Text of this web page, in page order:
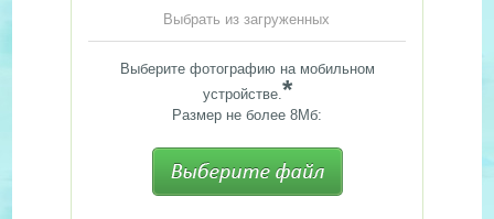
Выбрать из загруженных
Выберите фотографию на мобильном
устройстве.*
Размер не более 8Мб: